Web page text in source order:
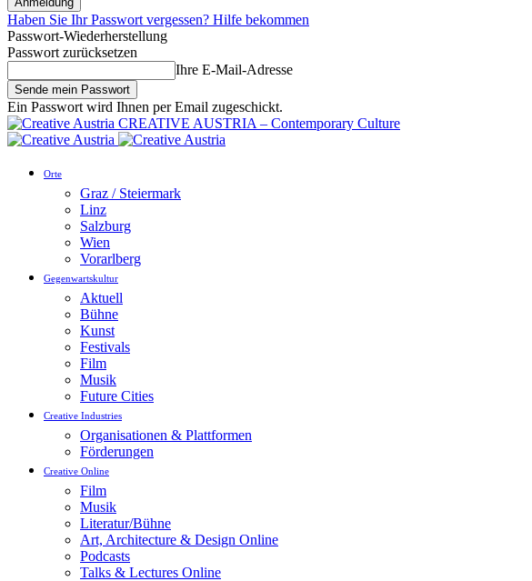
Haben Sie Ihr Passwort vergessen? Hilfe bekommen
Passwort-Wiederherstellung
Passwort zurücksetzen
Ihre E-Mail-Adresse
Ein Passwort wird Ihnen per Email zugeschickt.
CREATIVE AUSTRIA – Contemporary Culture
Orte
Graz / Steiermark
Linz
Salzburg
Wien
Vorarlberg
Gegenwartskultur
Aktuell
Bühne
Kunst
Festivals
Film
Musik
Future Cities
Creative Industries
Organisationen & Plattformen
Förderungen
Creative Online
Film
Musik
Literatur/Bühne
Art, Architecture & Design Online
Podcasts
Talks & Lectures Online